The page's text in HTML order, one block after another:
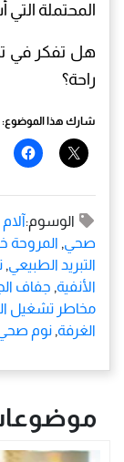
المحتملة التي
هل تفكر في
راحة؟
شارك هذا الموضوع:
الوسوم:
صحي,
التبريد الطبيعي,
الأنفية, جفاف
مخاطر تشغيل
الغرفة, نوم